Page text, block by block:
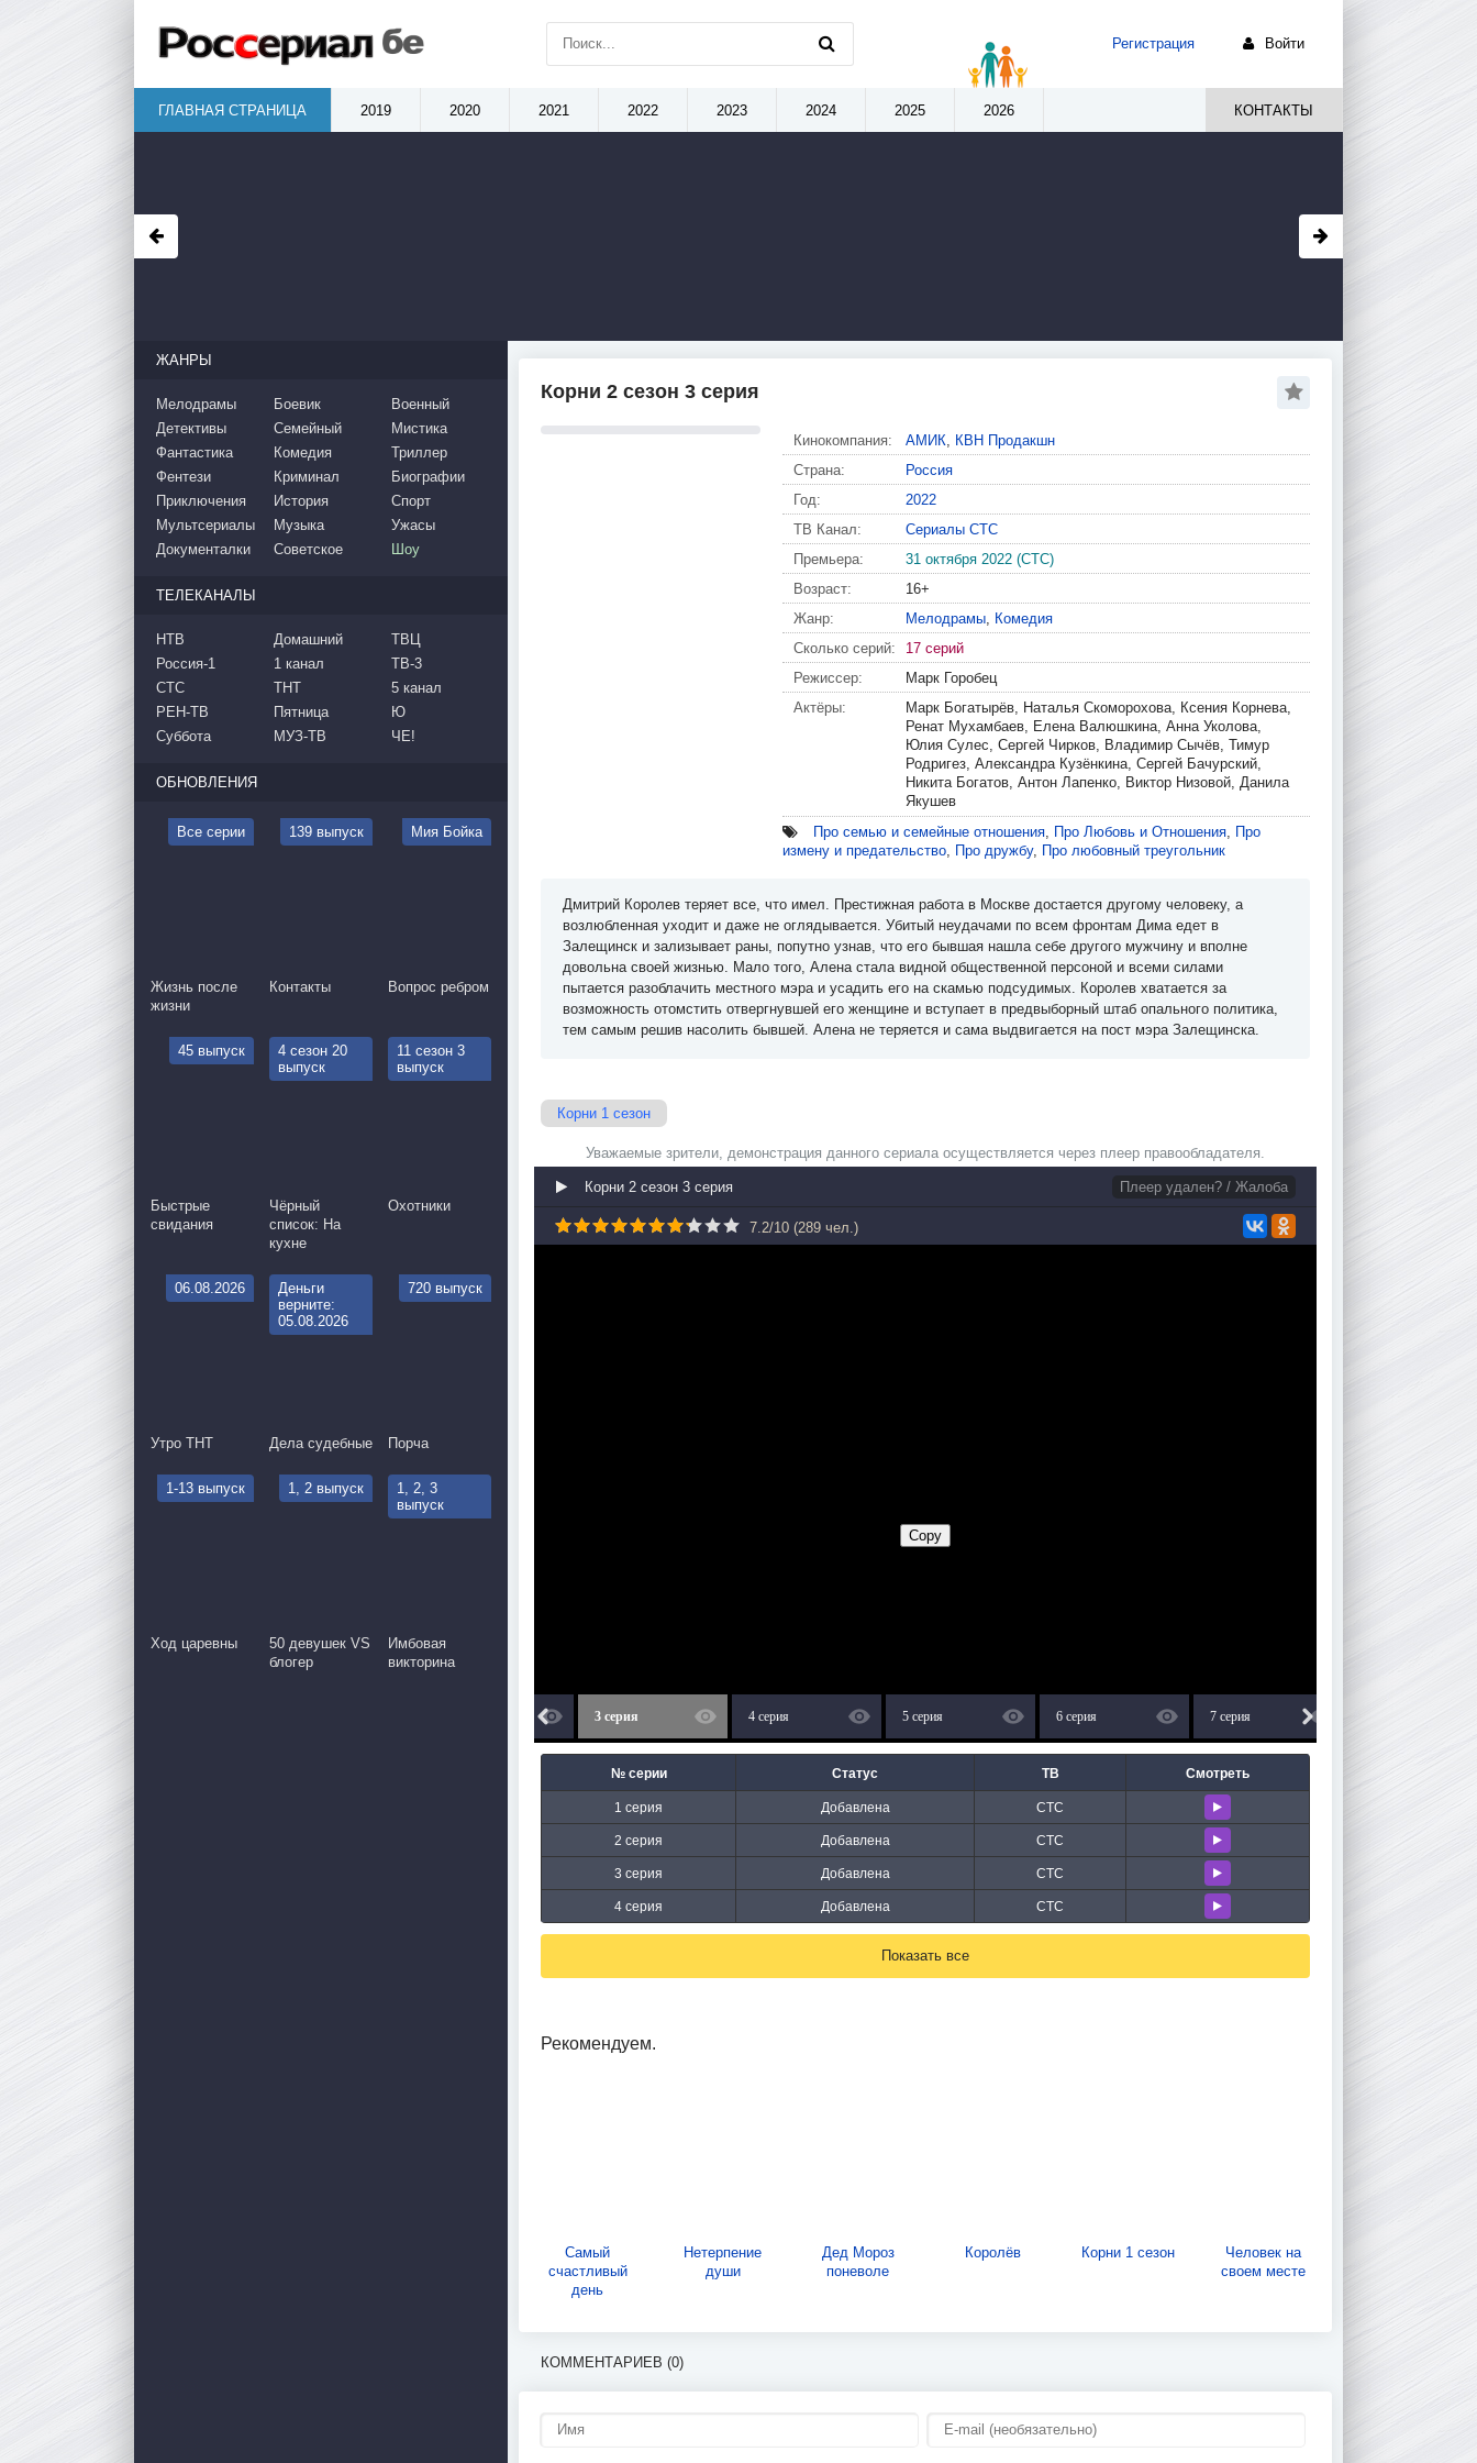
Корни 2 сезон 3 серия
Кинокомпания: АМИК, КВН Продакшн
Страна:
Россия
Год:
2022
ТВ Канал:
Сериалы СТС
Премьера:
31 октября 2022 (СТС)
Возраст:
16+
Жанр:
Мелодрамы, Комедия
Сколько серий:
17 серий
Режиссер:
Марк Горобец
Актёры:
Марк Богатырёв, Наталья Скоморохова, Ксения Корнева,
Ренат Мухамбаев, Елена Валюшкина, Анна Уколова,
Юлия Сулес, Сергей Чирков, Владимир Сычёв, Тимур
Родригез, Александра Кузёнкина, Сергей Бачурский,
Никита Богатов, Антон Лапенко, Виктор Низовой, Данила
Якушев
Про семью и семейные отношения, Про Любовь и Отношения, Про
измену и предательство, Про дружбу, Про любовный треугольник
Дмитрий Королев теряет все, что имел. Престижная работа в Москве достается другому человеку, а
возлюбленная уходит и даже не оглядывается. Убитый неудачами по всем фронтам Дима едет в
Залещинск и зализывает раны, попутно узнав, что его бывшая нашла себе другого мужчину и вполне
довольна своей жизнью. Мало того, Алена стала видной общественной персоной и всеми силами
пытается разоблачить местного мэра и усадить его на скамью подсудимых. Королев хватается за
возможность отомстить отвергнувшей его женщине и вступает в предвыборный штаб опального политика,
тем самым решив насолить бывшей. Алена не теряется и сама выдвигается на пост мэра Залещинска.
Корни 1 сезон
Уважаемые зрители, демонстрация данного сериала осуществляется через плеер правообладателя.
Корни 2 сезон 3 серия Плеер удален? / Жалоба
7.2/10 (289 чел.)
3 серия 4 серия 5 серия 6 серия 7 серия
№ серии Статус ТВ Смотреть
1 серия Добавлена СТС
2 серия Добавлена СТС
3 серия Добавлена СТС
4 серия Добавлена СТС
Показать все
Рекомендуем.
Самый
счастливый
день
Нетерпение
души
Дед Мороз
поневоле
Королёв Корни 1 сезон
Человек на
своем месте
КОММЕНТАРИЕВ (0)
ЖАНРЫ
Мелодрамы
Детективы
Фантастика
Боевик
Семейный
Комедия
Военный
Мистика
Триллер
Фентези
Приключения
Мультсериалы
Документалки
Криминал
История
Музыка
Советское
Биографии
Спорт
Ужасы
Шоу
ТЕЛЕКАНАЛЫ
НТВ
Россия-1
СТС
РЕН-ТВ
Суббота
Домашний
1 канал
ТНТ
Пятница
МУЗ-ТВ
ТВЦ
ТВ-3
5 канал
Ю
ЧЕ!
ОБНОВЛЕНИЯ
Все серии
Жизнь после
жизни
139 выпуск
Контакты
Мия Бойка
Вопрос ребром
45 выпуск
Быстрые
свидания
4 сезон 20
выпуск
Чёрный
список: На
кухне
11 сезон 3
выпуск
Охотники
06.08.2026
Утро ТНТ
Деньги
верните:
05.08.2026
Дела судебные
720 выпуск
Порча
1-13 выпуск
Ход царевны
1, 2 выпуск
50 девушек VS
блогер
1, 2, 3
выпуск
Имбовая
викторина
Регистрация Войти
ГЛАВНАЯ СТРАНИЦА 2019 2020 2021 2022 2023 2024 2025 2026 КОНТАКТЫ